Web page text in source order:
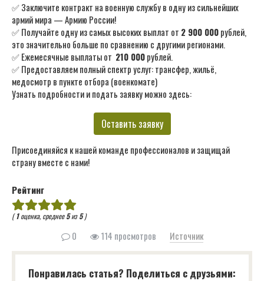
✅ Заключите контракт на военную службу в одну из сильнейших
армий мира — Армию России!
✅ Получайте одну из самых высоких выплат от 2 900 000рублей,
это значительно больше по сравнению с другими регионами.
✅ Ежемесячные выплаты от 210 000рублей.
✅ Предоставляем полный спектр услуг: трансфер, жильё,
медосмотр в пункте отбора (военкомате)
Узнать подробности и подать заявку можно здесь:
Оставить заявку
Присоединяйся к нашей команде профессионалов и защищай
страну вместе с нами!
Рейтинг
(1оценка, среднее5из5)
0 114 просмотров Источник
Понравилась статья? Поделиться с друзьями: